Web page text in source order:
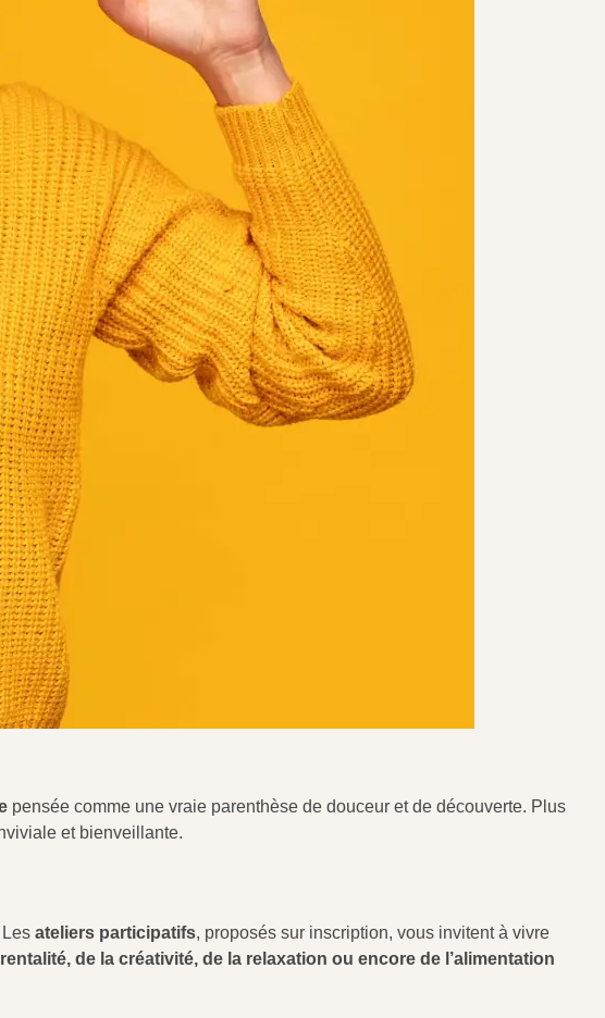
pensée comme une vraie parenthèse de douceur et de découverte. Plus
et bienveillante.
ateliers participatifs, proposés sur inscription, vous invitent à vivre
de la créativité, de la relaxation ou encore de l’alimentation